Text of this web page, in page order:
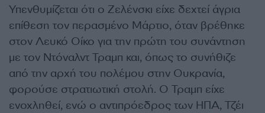
Υπενθυμίζεται ότι ο Ζελένσκι είχε δεχτεί άγρια
επίθεση τον περασμένο Μάρτιο, όταν βρέθηκε
στον Λευκό Οίκο για την πρώτη του συνάντηση
με τον Ντόναλντ Τραμπ και, όπως το συνήθιζε
από την αρχή του πολέμου στην Ουκρανία,
φορούσε στρατιωτική στολή. Ο Τραμπ είχε
ενοχληθεί, ενώ ο αντιπρόεδρος των ΗΠΑ, Τζέι